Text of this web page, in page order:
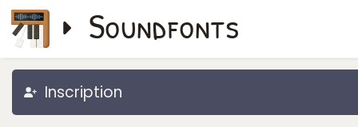
Soundfonts
Inscription